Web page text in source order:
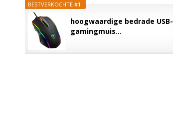
BESTVERKOCHTE #1
hoogwaardige bedrade USB-
gamingmuis...